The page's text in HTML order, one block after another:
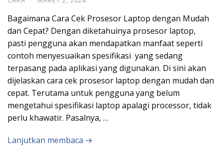
Bagaimana Cara Cek Prosesor Laptop dengan Mudah
dan Cepat? Dengan diketahuinya prosesor laptop,
pasti pengguna akan mendapatkan manfaat seperti
contoh menyesuaikan spesifikasi yang sedang
terpasang pada aplikasi yang digunakan. Di sini akan
dijelaskan cara cek prosesor laptop dengan mudah dan
cepat. Terutama untuk pengguna yang belum
mengetahui spesifikasi laptop apalagi processor, tidak
perlu khawatir. Pasalnya, …
Lanjutkan membaca →